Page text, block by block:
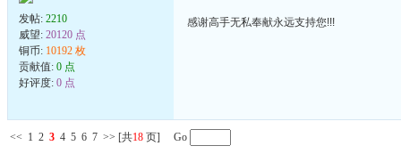
发帖: 2210
威望: 20120 点
铜币: 10192 枚
贡献值: 0 点
好评度: 0 点
感谢高手无私奉献永远支持您!!!
<< 1 2 3 4 5 6 7 >> [共18 页] Go